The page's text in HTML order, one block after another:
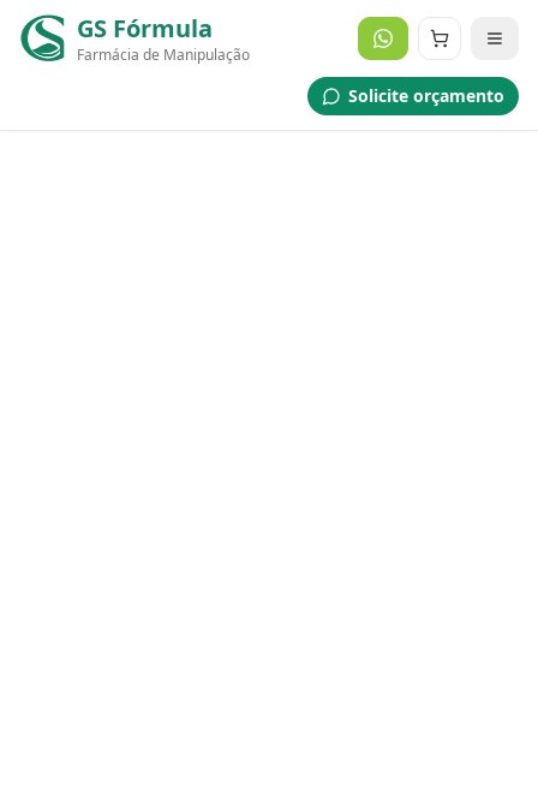
GS Fórmula
Farmácia de Manipulação
Solicite orçamento